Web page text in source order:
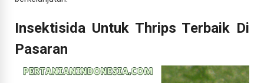
Insektisida Untuk Thrips Terbaik Di
Pasaran